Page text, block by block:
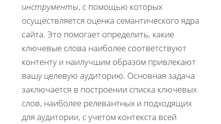
инструменты, с помощью которых
осуществляется оценка семантического ядра
сайта. Это помогает определить, какие
ключевые слова наиболее соответствуют
контенту и наилучшим образом привлекают
вашу целевую аудиторию. Основная задача
заключается в построении списка ключевых
слов, наиболее релевантных и подходящих
для аудитории, с учетом контекста всей